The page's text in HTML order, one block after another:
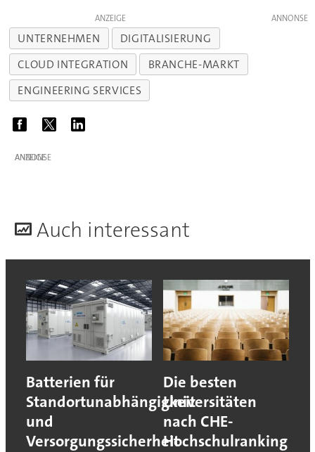
ANZEIGE
UNTERNEHMEN
DIGITALISIERUNG
CLOUD INTEGRATION
BRANCHE-MARKT
ENGINEERING SERVICES
ANZEIGE
Auch interessant
Batterien für
Standortunabhängigkeit
und
Versorgungssicherheit
Die besten
Universitäten
nach CHE-
Hochschulranking